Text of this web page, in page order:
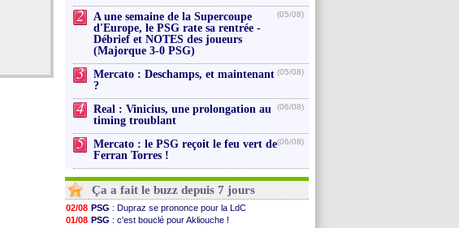
2
A une semaine de la Supercoupe
d'Europe, le PSG rate sa rentrée -
Débrief et NOTES des joueurs
(Majorque 3-0 PSG)
(05/08)
3
Mercato : Deschamps, et maintenant
?
(05/08)
4
Real : Vinicius, une prolongation au
timing troublant
(06/08)
5
Mercato : le PSG reçoit le feu vert de
Ferran Torres !
(06/08)
Ça a fait le buzz depuis 7 jours
02/08 PSG : Dupraz se prononce pour la LdC
01/08 PSG : c'est bouclé pour Akliouche !